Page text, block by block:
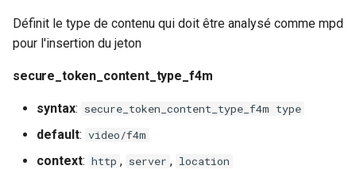
signal
snappy
sniproxy
Définit le type de contenu qui doit être analysé comme mpd
pour l'insertion du jeton
secure_token_content_type_f4m
syntax: secure_token_content_type_f4m type
default: video/f4m
context: http , server , location